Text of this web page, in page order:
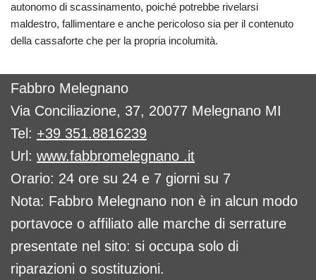
autonomo di scassinamento, poiché potrebbe rivelarsi
maldestro, fallimentare e anche pericoloso sia per il contenuto
della cassaforte che per la propria incolumità.
Fabbro Melegnano
Via Conciliazione, 37, 20077 Melegnano MI
Tel: +39 351.8816239
Url: www.fabbromelegnano .it
Orario: 24 ore su 24 e 7 giorni su 7
Nota: Fabbro Melegnano non è in alcun modo
portavoce o affiliato alle marche di serrature
presentate nel sito: si occupa solo di
riparazioni o sostituzioni.